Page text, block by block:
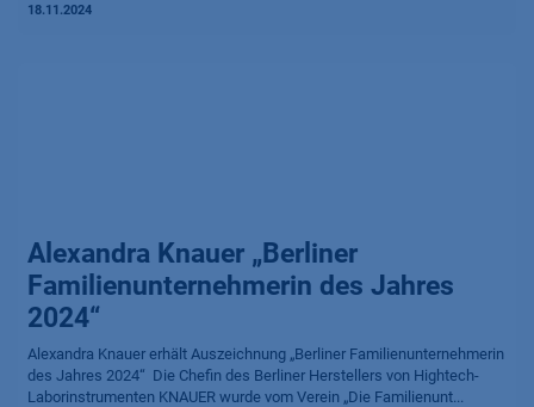
18.11.2024
Alexandra Knauer „Berliner
Familienunternehmerin des Jahres
2024“
Alexandra Knauer erhält Aus­zeich­nung „Berliner Familien­unter­nehme­rin
des Jahres 2024“ ​ Die Chefin des Berliner Herstellers von Hightech-
Laborinstrumenten KNAUER wurde vom Verein „Die Familienunt...